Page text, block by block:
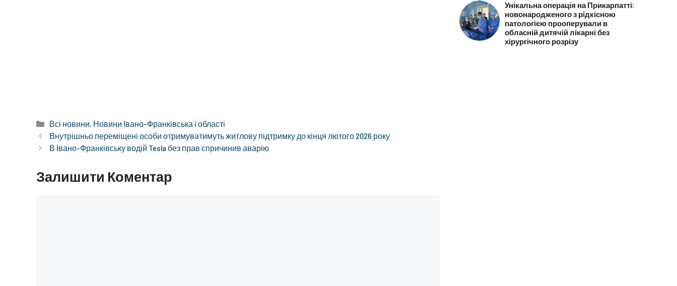
Категорії
Всі новини, Новини Івано-Франківська і області
Внутрішньо переміщені особи отримуватимуть житлову підтримку до кінця лютого 2026 року
В Івано-Франківську водій Tesla без прав спричинив аварію
Залишити Коментар
Унікальна операція на Прикарпатті:
новонародженого з рідкісною
патологією прооперували в
обласній дитячій лікарні без
хірургічного розрізу